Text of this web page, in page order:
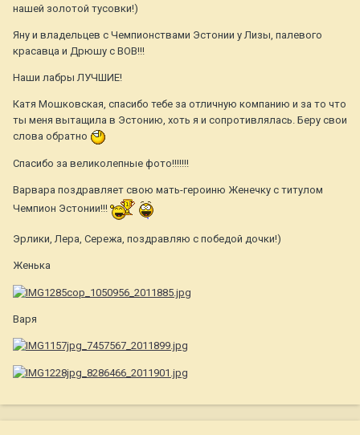
нашей золотой тусовки!)
Яну и владельцев с Чемпионствами Эстонии у Лизы, палевого
красавца и Дрюшу с ВОВ!!!
Наши лабры ЛУЧШИЕ!
Катя Мошковская, спасибо тебе за отличную компанию и за то что
ты меня вытащила в Эстонию, хоть я и сопротивлялась. Беру свои
слова обратно
Спасибо за великолепные фото!!!!!!!
Варвара поздравляет свою мать-героиню Женечку с титулом
Чемпион Эстонии!!!
Эрлики, Лера, Сережа, поздравляю с победой дочки!)
Женька
Варя